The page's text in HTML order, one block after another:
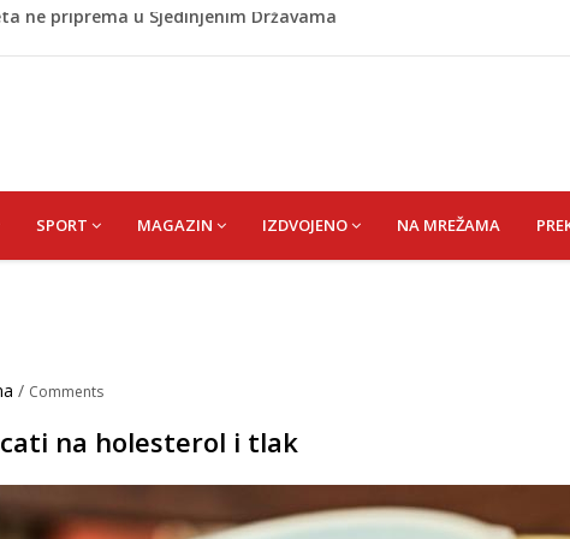
danas i narednih 15 dana
Temperature će dosezati i 41 stepen
policija na mjestu događaja
ne priprema u Sjedinjenim Državama
SPORT MAGAZIN IZDVOJENO NA MREŽAMA
/ Comments
na holesterol i tlak